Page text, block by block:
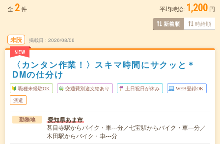
全 2件 平均時給: 1,200 円
新着順 時給順
未読
NEW
掲載日 2026/08/06
〈カンタン作業！〉スキマ時間にサクッと＊
DMの仕分け
職種未経験OK 交通費別途支給あり 土日祝日が休み WEB登録OK
派遣
勤務地 愛知県あま市
甚目寺駅からバイク・車---分／七宝駅からバイク・車---分／
木田駅からバイク・車---分